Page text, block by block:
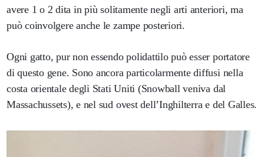
avere 1 o 2 dita in più solitamente negli arti anteriori, ma
può coinvolgere anche le zampe posteriori.
Ogni gatto, pur non essendo polidattilo può esser portatore
di questo gene. Sono ancora particolarmente diffusi nella
costa orientale degli Stati Uniti (Snowball veniva dal
Massachussets), e nel sud ovest dell’Inghilterra e del Galles.